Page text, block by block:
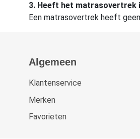
3. Heeft het matrasovertrek
Een matrasovertrek heeft
Algemeen
Klantenservice
Merken
Favorieten